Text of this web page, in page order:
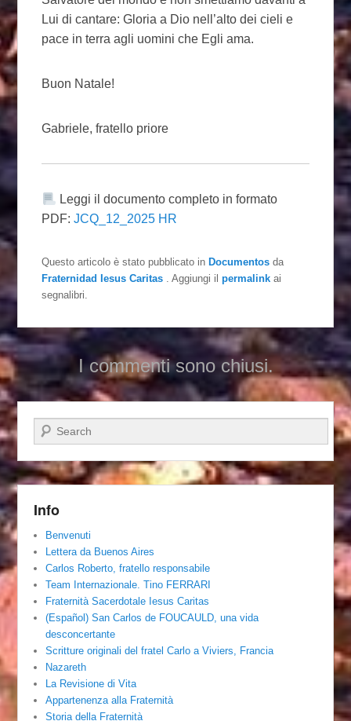
Lui di cantare: Gloria a Dio nell’alto dei cieli e
pace in terra agli uomini che Egli ama.
Buon Natale!
Gabriele, fratello priore
Leggi il documento completo in formato
PDF:JCQ_12_2025 HR
Questo articolo è stato pubblicato in Documentos da
Fraternidad Iesus Caritas . Aggiungi ilpermalink ai
segnalibri.
I commenti sono chiusi.
Cerca
Info
Benvenuti
Lettera da Buenos Aires
Carlos Roberto, fratello responsabile
Team Internazionale. Tino FERRARI
Fraternità Sacerdotale Iesus Caritas
(Español) San Carlos de FOUCAULD, una vida
desconcertante
Scritture originali del fratel Carlo a Viviers, Francia
Nazareth
La Revisione di Vita
Appartenenza alla Fraternità
Storia della Fraternità